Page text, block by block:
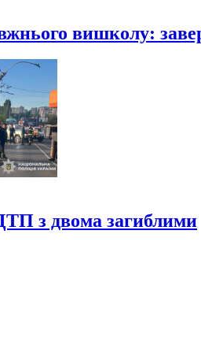
вишколу:
з двома загиблими